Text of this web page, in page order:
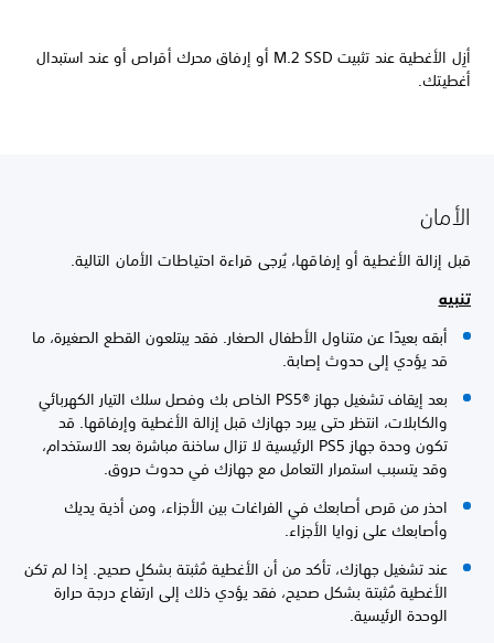
أزِل الأغطية عند تثبيت M.2 SSD أو إرفاق محرك أقراص أو عند استبدال
أغطيتك.
الأمان
قبل إزالة الأغطية أو إرفاقها، يُرجى قراءة احتياطات الأمان التالية.
تنبيه
أبقه بعيدًا عن متناول الأطفال الصغار. فقد يبتلعون القطع الصغيرة، ما
قد يؤدي إلى حدوث إصابة.
بعد إيقاف تشغيل جهاز PS5®‎ الخاص بك وفصل سلك التيار الكهربائي
والكابلات، انتظر حتى يبرد جهازك قبل إزالة الأغطية وإرفاقها. قد
تكون وحدة جهاز PS5 الرئيسية لا تزال ساخنة مباشرة بعد الاستخدام،
وقد يتسبب استمرار التعامل مع جهازك في حدوث حروق.
احذر من قرص أصابعك في الفراغات بين الأجزاء، ومن أذية يديك
وأصابعك على زوايا الأجزاء.
عند تشغيل جهازك، تأكد من أن الأغطية مُثبتة بشكلٍ صحيح. إذا لم تكن
الأغطية مُثبتة بشكل صحيح، فقد يؤدي ذلك إلى ارتفاع درجة حرارة
الوحدة الرئيسية.